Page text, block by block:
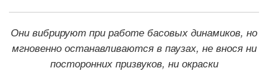
Они вибрируют при работе басовых динамиков, но
мгновенно останавливаются в паузах, не внося ни
посторонних призвуков, ни окраски